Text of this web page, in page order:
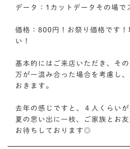
データ：1カットデータその場で
価格：800円！お祭り価格です
い！
基本的にはご来店いただき、そ
万が一混み合った場合を考慮し
おきます。
去年の感じですと、４人くらいが
夏の思い出に一枚、ご家族とお
お待ちしております◎